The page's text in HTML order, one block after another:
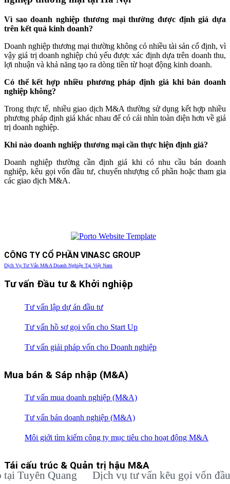
Vì sao doanh nghiệp thương mại thường được định giá dựa
trên kết quả kinh doanh?
Doanh nghiệp thương mại thường không có nhiều tài sản cố định, vì
vậy giá trị doanh nghiệp chủ yếu được xác định dựa trên doanh thu,
lợi nhuận và khả năng tạo ra dòng tiền từ hoạt động kinh doanh.
Có thể kết hợp nhiều phương pháp định giá khi bán doanh
nghiệp không?
Trong thực tế, nhiều giao dịch M&A thường sử dụng kết hợp nhiều
phương pháp định giá khác nhau để có cái nhìn toàn diện hơn về giá
trị doanh nghiệp.
Khi nào doanh nghiệp thương mại cần thực hiện định giá?
Doanh nghiệp thường cần định giá khi có nhu cầu bán doanh
nghiệp, kêu gọi vốn đầu tư, chuyển nhượng cổ phần hoặc tham gia
các giao dịch M&A.
CÔNG TY CỔ PHẦN VINASC GROUP
Dịch Vụ Tư Vấn M&A Doanh Nghiệp Tại Việt Nam
Tư vấn Đầu tư & Khởi nghiệp
Tư vấn lập dự án đầu tư
Tư vấn hồ sơ gọi vốn cho Start Up
Tư vấn giải pháp vốn cho Doanh nghiệp
Mua bán & Sáp nhập (M&A)
Tư vấn mua doanh nghiệp (M&A)
Tư vấn bán doanh nghiệp (M&A)
Môi giới tìm kiếm công ty mục tiêu cho hoạt động M&A
Tái cấu trúc & Quản trị hậu M&A
Quang Dịch vụ tư vấn kêu gọi vốn đầu tư